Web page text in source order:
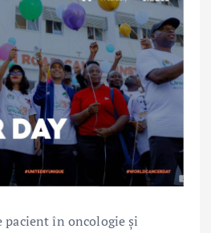
în oncologie și